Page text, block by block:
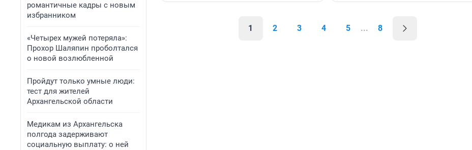
романтичные кадры с новым
избранником
«Четырех мужей потеряла»:
Прохор Шаляпин проболтался
о новой возлюбленной
Пройдут только умные люди:
тест для жителей
Архангельской области
Медикам из Архангельска
полгода задерживают
социальную выплату: о ней
1 2 3 4 5 ... 8